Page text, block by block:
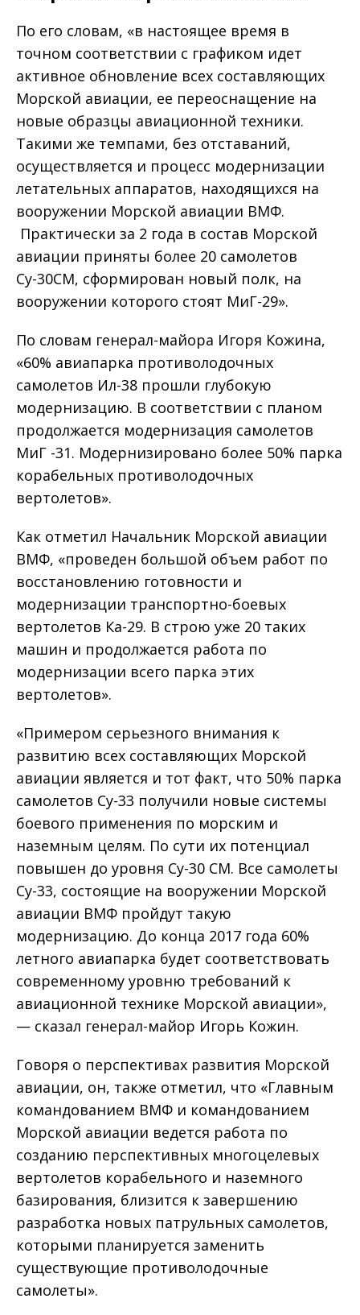
По его словам, «в настоящее время в
точном соответствии с графиком идет
активное обновление всех составляющих
Морской авиации, ее переоснащение на
новые образцы авиационной техники.
Такими же темпами, без отставаний,
осуществляется и процесс модернизации
летательных аппаратов, находящихся на
вооружении Морской авиации ВМФ.
Практически за 2 года в состав Морской
авиации приняты более 20 самолетов
Су-30СМ, сформирован новый полк, на
вооружении которого стоят МиГ-29».
По словам генерал-майора Игоря Кожина,
«60% авиапарка противолодочных
самолетов Ил-38 прошли глубокую
модернизацию. В соответствии с планом
продолжается модернизация самолетов
МиГ -31. Модернизировано более 50% парка
корабельных противолодочных
вертолетов».
Как отметил Начальник Морской авиации
ВМФ, «проведен большой объем работ по
восстановлению готовности и
модернизации транспортно-боевых
вертолетов Ка-29. В строю уже 20 таких
машин и продолжается работа по
модернизации всего парка этих
вертолетов».
«Примером серьезного внимания к
развитию всех составляющих Морской
авиации является и тот факт, что 50% парка
самолетов Су-33 получили новые системы
боевого применения по морским и
наземным целям. По сути их потенциал
повышен до уровня Су-30 СМ. Все самолеты
Су-33, состоящие на вооружении Морской
авиации ВМФ пройдут такую
модернизацию. До конца 2017 года 60%
летного авиапарка будет соответствовать
современному уровню требований к
авиационной технике Морской авиации»,
— сказал генерал-майор Игорь Кожин.
Говоря о перспективах развития Морской
авиации, он, также отметил, что «Главным
командованием ВМФ и командованием
Морской авиации ведется работа по
созданию перспективных многоцелевых
вертолетов корабельного и наземного
базирования, близится к завершению
разработка новых патрульных самолетов,
которыми планируется заменить
существующие противолодочные
самолеты».